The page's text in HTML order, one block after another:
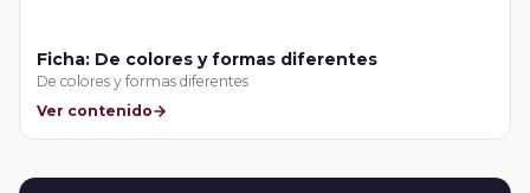
Ficha: De colores y formas diferentes
De colores y formas diferentes
Ver contenido